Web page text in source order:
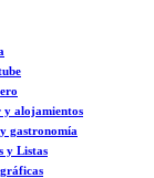
y alojamientos
gastronomía
y Listas